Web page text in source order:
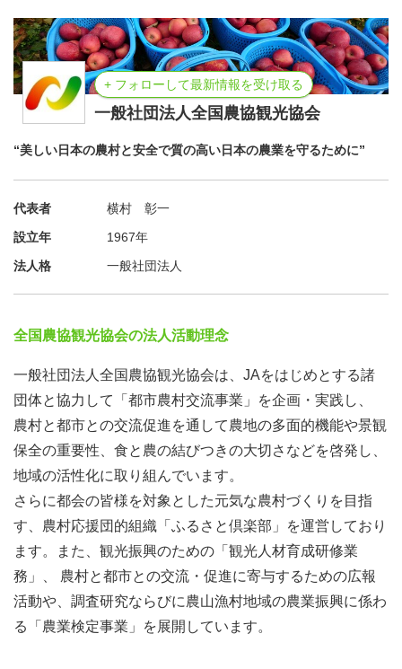
農家の方々の生の声を聴き、交流を楽しんで、地域の方々
との繋がりを深めて頂きたいと考えております。ひいて
は、農家の方々のやりがいや、地域保全に繋がっていきま
※"わかやま援農隊"は和歌山県の都市住民ボランティア援
農体制モデル事業の一環で行っています。
------------------------------------------------------
さんでの活動です。
肥料を使う際は植物性のものを使うなどこだわりをもって
水稲などに取り組んでおります。
今回の作業では、天日干し＆脱穀の終わった藁を田んぼ全
体にまく作業を行います。
+ フォローして最新情報を受け取る
一般社団法人全国農協観光協会
“美しい日本の農村と安全で質の高い日本の農業を守るために”
代表者
横村 彰一
設立年
1967年
法人格
一般社団法人
全国農協観光協会の法人活動理念
一般社団法人全国農協観光協会は、JAをはじめとする諸
団体と協力して「都市農村交流事業」を企画・実践し、
農村と都市との交流促進を通して農地の多面的機能や景観
保全の重要性、食と農の結びつきの大切さなどを啓発し、
地域の活性化に取り組んでいます。
さらに都会の皆様を対象とした元気な農村づくりを目指
す、農村応援団的組織「ふるさと倶楽部」を運営しており
ます。また、観光振興のための「観光人材育成研修業
務」、 農村と都市との交流・促進に寄与するための広報
活動や、調査研究ならびに農山漁村地域の農業振興に係わ
る「農業検定事業」を展開しています。